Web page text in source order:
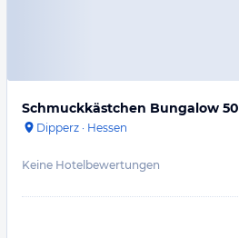
Schmuckkästchen Bungalow 50
Dipperz · Hessen
Keine Hotelbewertungen